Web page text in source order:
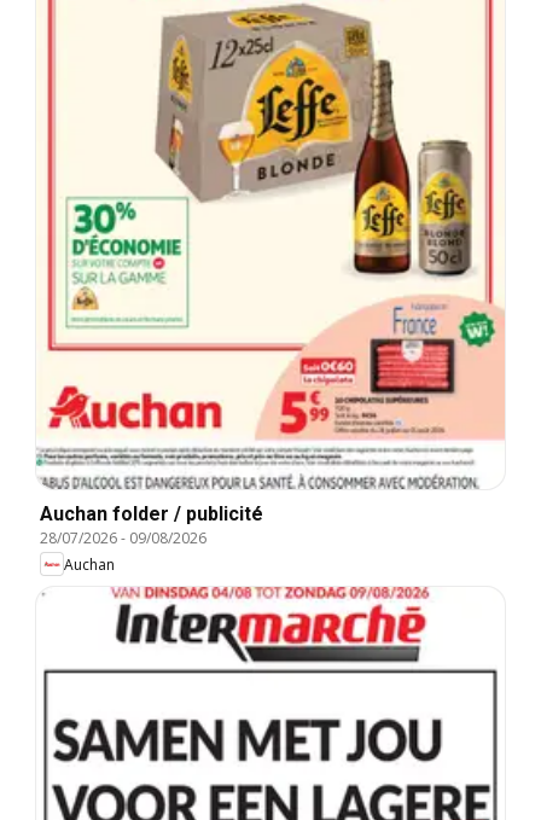
Auchan folder / publicité
28/07/2026- 09/08/2026
Auchan